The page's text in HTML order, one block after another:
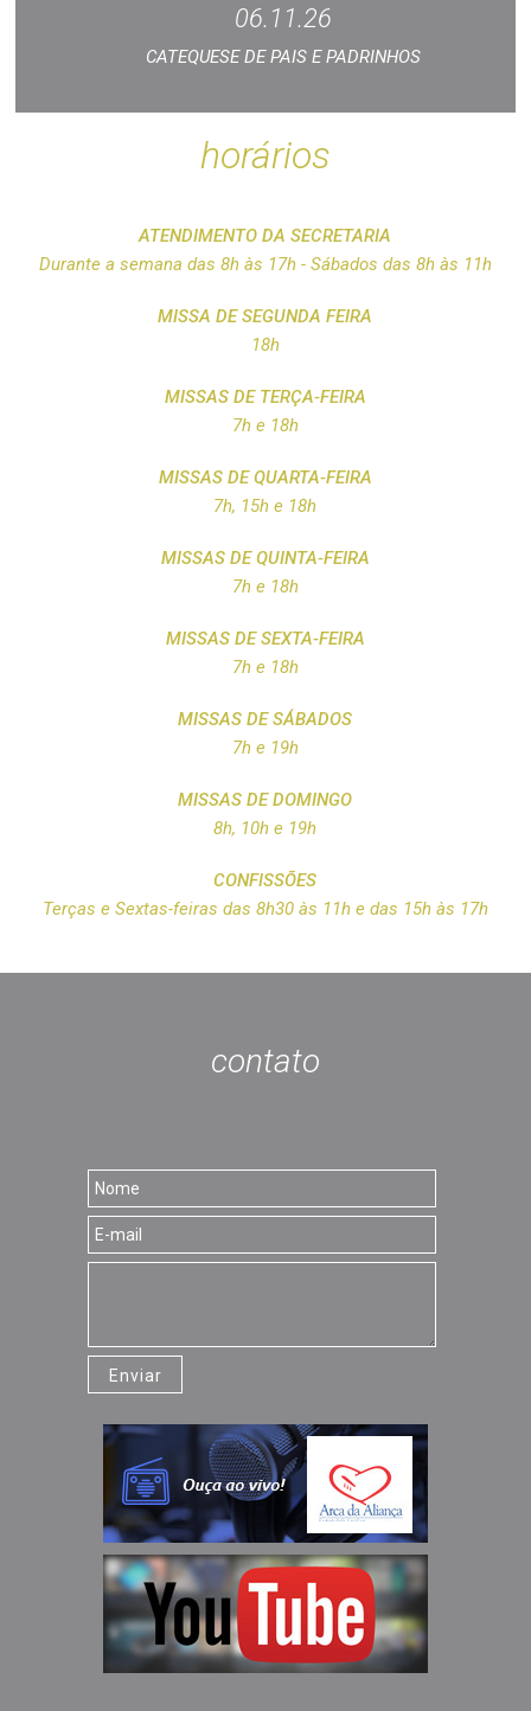
06.11.26
CATEQUESE DE PAIS E PADRINHOS
horários
ATENDIMENTO DA SECRETARIA
Durante a semana das 8h às 17h - Sábados das 8h às 11h
MISSA DE SEGUNDA FEIRA
18h
MISSAS DE TERÇA-FEIRA
7h e 18h
MISSAS DE QUARTA-FEIRA
7h, 15h e 18h
MISSAS DE QUINTA-FEIRA
7h e 18h
MISSAS DE SEXTA-FEIRA
7h e 18h
MISSAS DE SÁBADOS
7h e 19h
MISSAS DE DOMINGO
8h, 10h e 19h
CONFISSÕES
Terças e Sextas-feiras das 8h30 às 11h e das 15h às 17h
contato